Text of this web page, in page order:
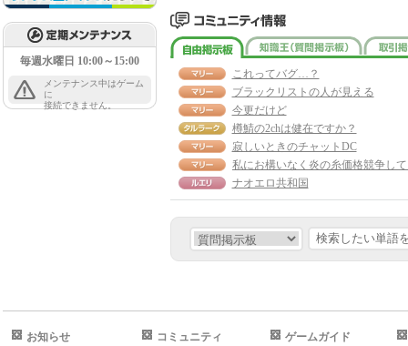
毎週水曜日 10:00～15:00
メンテナンス中はゲーム
に
接続できません。
自由掲示板 知識
これってバグ…？
ブラックリストの人が見える
今更だけど
樽鯖の2chは健在ですか？
寂しいときのチャットDC
ナオエロ共和国
お知らせ コミュニティ ゲームガイド